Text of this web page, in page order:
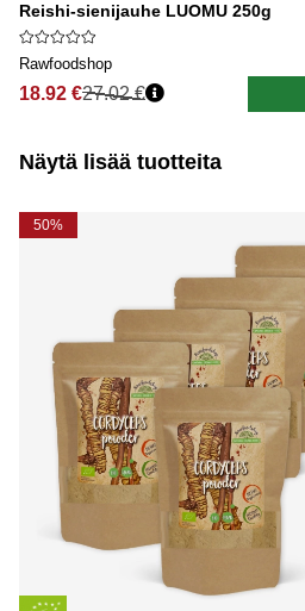
Reishi-sienijauhe LUOMU 250g
Rawfoodshop
18.92 €27.02 €
Näytä lisää tuotteita
50%